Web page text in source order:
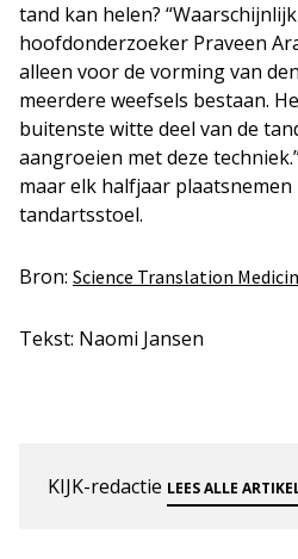
tand kan helen?
hoofdonderzoeker Praveen
alleen voor de vorming van
meerdere weefsels bestaan.
buitenste witte deel van de
aangroeien met deze
maar elk halfjaar plaatsnemen
tandartsstoel.
Bron: Science Translation
Tekst: Naomi Jansen
KIJK-redactie LEES ALLE